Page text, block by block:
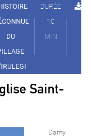
DU
DURÉE
10
MIN
Saint-
Damy